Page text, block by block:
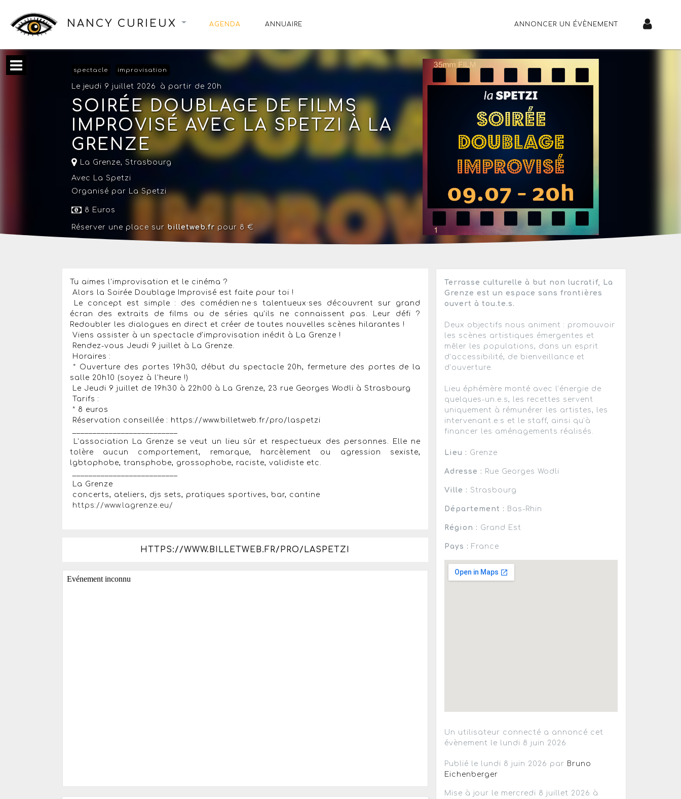
NANCY CURIEUX AGENDA ANNUAIRE ANNONCER UN ÉVÈNEMENT
spectacle improvisation
Le jeudi 9 juillet 2026 à partir de 20h
SOIRÉE DOUBLAGE DE FILMS
IMPROVISÉ AVEC LA SPETZI À LA
GRENZE
La Grenze, Strasbourg
Avec La Spetzi
Organisé par La Spetzi
8 Euros
Réserver une place sur billetweb.frpour 8 €
Tu aimes l'improvisation et le cinéma ?
Alors la Soirée Doublage Improvisé est faite pour toi !
Le concept est simple : des comédien·ne·s talentueux·ses découvrent sur grand
écran des extraits de films ou de séries qu'ils ne connaissent pas. Leur défi ?
Redoubler les dialogues en direct et créer de toutes nouvelles scènes hilarantes !
Viens assister à un spectacle d'improvisation inédit à La Grenze !
Rendez-vous Jeudi 9 juillet à La Grenze.
Horaires :
* Ouverture des portes 19h30, début du spectacle 20h, fermeture des portes de la
salle 20h10 (soyez à l'heure !)
Le Jeudi 9 juillet de 19h30 à 22h00 à La Grenze, 23 rue Georges Wodli à Strasbourg
Tarifs :
* 8 euros
Réservation conseillée : https://www.billetweb.fr/pro/laspetzi
L’association La Grenze se veut un lieu sûr et respectueux des personnes. Elle ne
tolère aucun comportement, remarque, harcèlement ou agression sexiste,
lgbtophobe, transphobe, grossophobe, raciste, validiste etc.
La Grenze
concerts, ateliers, djs sets, pratiques sportives, bar, cantine
https://www.lagrenze.eu/
HTTPS://WWW.BILLETWEB.FR/PRO/LASPETZI
Terrasse culturelle à but non lucratif, La
Grenze est un espace sans frontières
ouvert à tou.te.s.
Deux objectifs nous animent : promouvoir
les scènes artistiques émergentes et
mêler les populations, dans un esprit
d’accessibilité, de bienveillance et
d’ouverture.
Lieu éphémère monté avec l’énergie de
quelques-un.e.s, les recettes servent
uniquement à rémunérer les artistes, les
intervenant.e.s et le staff, ainsi qu’à
financer les aménagements réalisés.
Lieu : Grenze
Adresse : Rue Georges Wodli
Ville : Strasbourg
Département : Bas-Rhin
Région : Grand Est
Pays : France
Un utilisateur connecté a annoncé cet
évènement le lundi 8 juin 2026
Publié le lundi 8 juin 2026 par Bruno
Eichenberger
Mise à jour le mercredi 8 juillet 2026 à